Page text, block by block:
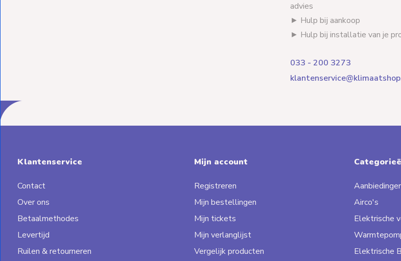
advies
► Hulp bij aankoop
► Hulp bij installatie van je
033 - 200 3273
Klantenservice
Contact
Over ons
Betaalmethodes
Levertijd
Ruilen & retourneren
Mijn account
Registreren
Mijn bestellingen
Mijn tickets
Mijn verlanglijst
Vergelijk producten
Airco's
Elektrische
Elektrische